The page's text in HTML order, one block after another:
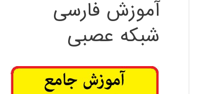
آموزش فارسی
شبکه عصبی